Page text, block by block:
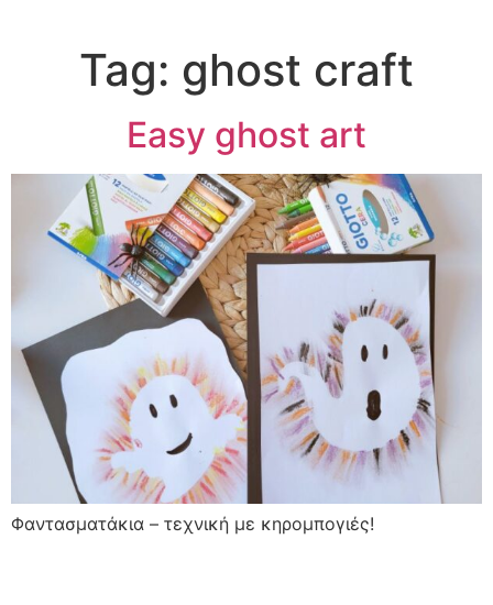
Tag: ghost craft
Easy ghost art
Φαντασματάκια – τεχνική με κηρομπογιές!